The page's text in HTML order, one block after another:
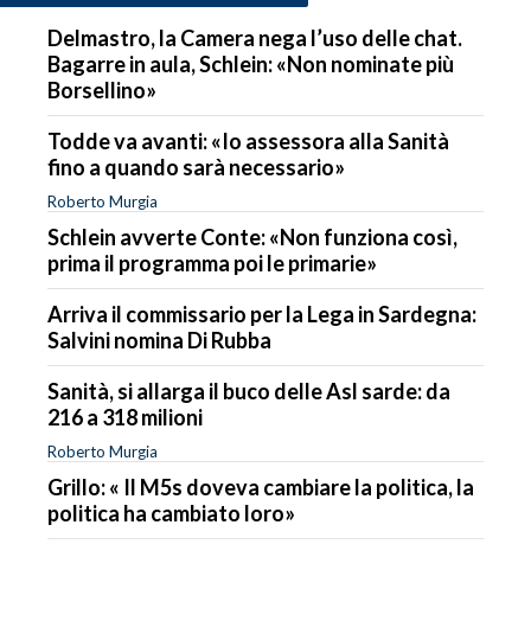
Delmastro, la Camera nega l’uso delle chat.
Bagarre in aula, Schlein: «Non nominate più
Borsellino»
Todde va avanti: «Io assessora alla Sanità
fino a quando sarà necessario»
Roberto Murgia
Schlein avverte Conte: «Non funziona così,
prima il programma poi le primarie»
Arriva il commissario per la Lega in Sardegna:
Salvini nomina Di Rubba
Sanità, si allarga il buco delle Asl sarde: da
216 a 318 milioni
Roberto Murgia
Grillo: « Il M5s doveva cambiare la politica, la
politica ha cambiato loro»